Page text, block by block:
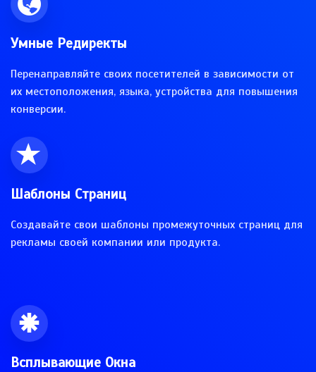
Умные Редиректы
Перенаправляйте своих посетителей в зависимости от
их местоположения, языка, устройства для повышения
конверсии.
Шаблоны Страниц
Создавайте свои шаблоны промежуточных страниц для
рекламы своей компании или продукта.
Всплывающие Окна